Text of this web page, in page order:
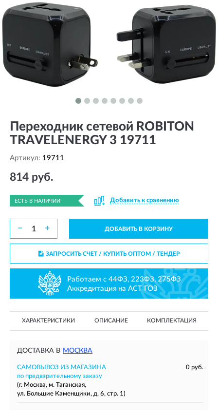
Переходник сетевой ROBITON
TRAVELENERGY 3 19711
Артикул: 19711
814 руб.
ЕСТЬ В НАЛИЧИИ Добавить к сравнению
− + ДОБАВИТЬ В КОРЗИНУ
ЗАПРОСИТЬ СЧЕТ / КУПИТЬ ОПТОМ/ ТЕНДЕР
Работаем с 44ФЗ, 223ФЗ, 275ФЗ
Аккредитация на АСТ ГОЗ
ХАРАКТЕРИСТИКИ ОПИСАНИЕ КОМПЛЕКТАЦИЯ
ДОСТАВКА В МОСКВА
САМОВЫВОЗ ИЗ МАГАЗИНА
0 руб.
по предварительному заказу
(г. Москва, м. Таганская,
ул. Большие Каменщики, д. 6, стр. 1)